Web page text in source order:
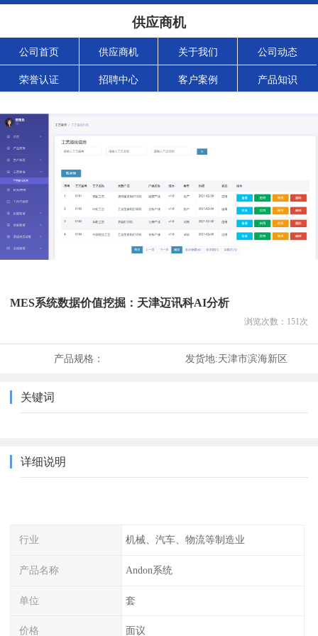
供应商机
公司首页 供应商机 关于我们 公司动态
荣誉认证 招聘中心 客户案例 产品知识
MES系统数据价值挖掘：天津迈讯科AI分析
浏览次数： 151次
产品规格： 发货地:天津市滨海新区
关键词
详细说明
行业 机械、汽车、物流等制造业
产品名称 Andon系统
单位 套
价格 面议